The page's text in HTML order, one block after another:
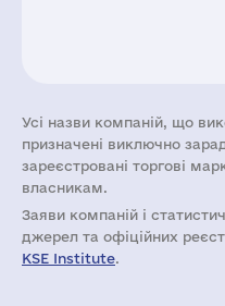
Усі назви компаній, що
призначені виключно
зареєстровані торгові
власникам.
Заяви компаній i
джерел та офіційних
KSE Institute.